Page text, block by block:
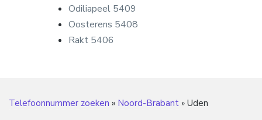
Odiliapeel 5409
Oosterens 5408
Rakt 5406
Telefoonnummer zoeken » Noord-Brabant » Uden